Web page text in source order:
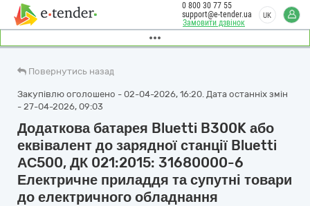
Замовити дзвінок
0 800 30 77 55
support@e-tender.ua
UK
Повернутись назад
Закупівлю оголошено - 02-04-2026, 16:20. Дата останніх змін
- 27-04-2026, 09:03
Додаткова батарея Bluetti B300K або
еквівалент до зарядної станції Bluetti
АС500, ДК 021:2015: 31680000-6
Електричне приладдя та супутні товари
до електричного обладнання